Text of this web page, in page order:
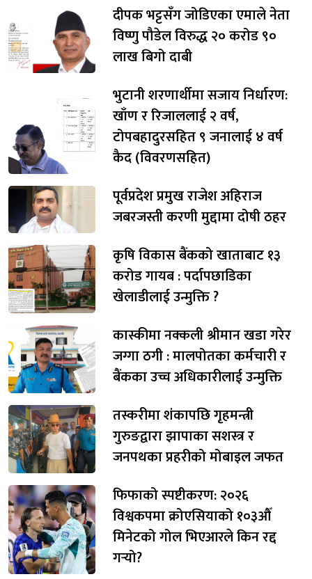
दीपक भट्टसँग जोडिएका एमाले नेता
विष्णु पौडेल विरुद्ध २० करोड ९०
लाख बिगो दाबी
भुटानी शरणार्थीमा सजाय निर्धारण:
खाँण र रिजाललाई २ वर्ष,
टोपबहादुरसहित ९ जनालाई ४ वर्ष
कैद (विवरणसहित)
पूर्वप्रदेश प्रमुख राजेश अहिराज
जबरजस्ती करणी मुद्दामा दोषी ठहर
कृषि विकास बैंकको खाताबाट १३
करोड गायब : पर्दापछाडिका
खेलाडीलाई उन्मुक्ति ?
कास्कीमा नक्कली श्रीमान खडा गरेर
जग्गा ठगी : मालपोतका कर्मचारी र
बैंकका उच्च अधिकारीलाई उन्मुक्ति
तस्करीमा शंकापछि गृहमन्त्री
गुरुङद्वारा झापाका सशस्त्र र
जनपथका प्रहरीको मोबाइल जफत
फिफाको स्पष्टीकरण: २०२६
विश्वकपमा क्रोएसियाको १०३औँ
मिनेटको गोल भिएआरले किन रद्द
गर्‍यो?